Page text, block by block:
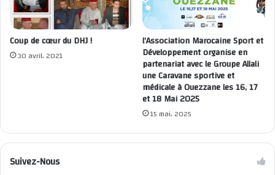
Coup de cœur du DHJ !
30 avril، 2021
l’Association Marocaine Sport et
Développement organise en
partenariat avec le Groupe Allali
une Caravane sportive et
médicale à Ouezzane les 16, 17
et 18 Mai 2025
15 mai، 2025
Suivez-Nous